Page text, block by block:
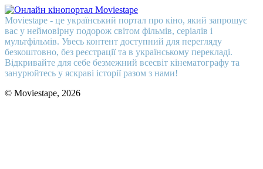
Moviestape - це український портал про кіно, який запрошує
вас у неймовірну подорож світом фільмів, серіалів і
мультфільмів. Увесь контент доступний для перегляду
безкоштовно, без реєстрації та в українському перекладі.
Відкривайте для себе безмежний всесвіт кінематографу та
занурюйтесь у яскраві історії разом з нами!
© Moviestape, 2026